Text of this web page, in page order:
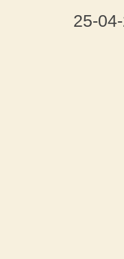
25-